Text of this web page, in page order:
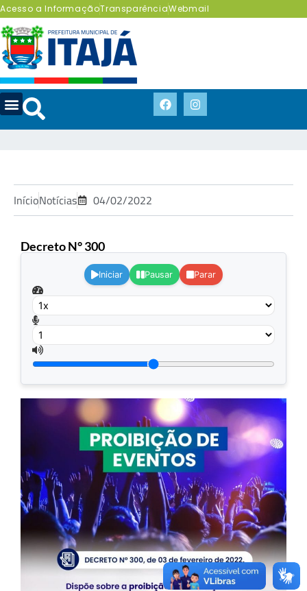
Acesso a InformaçãoTransparênciaWebmail
InícioNotícias 04/02/2022
Decreto N° 300
Iniciar Pausar Parar